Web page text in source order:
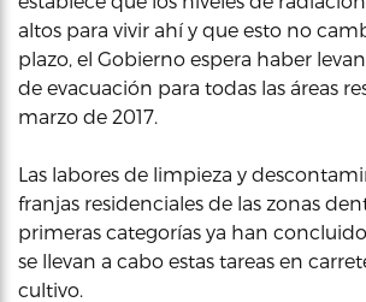
altos para vivir ahí y que esto no
plazo, el Gobierno espera haber
de evacuación para todas las áreas
marzo de 2017.
Las labores de limpieza y
franjas residenciales de las zonas
primeras categorías ya han
se llevan a cabo estas tareas en
cultivo.